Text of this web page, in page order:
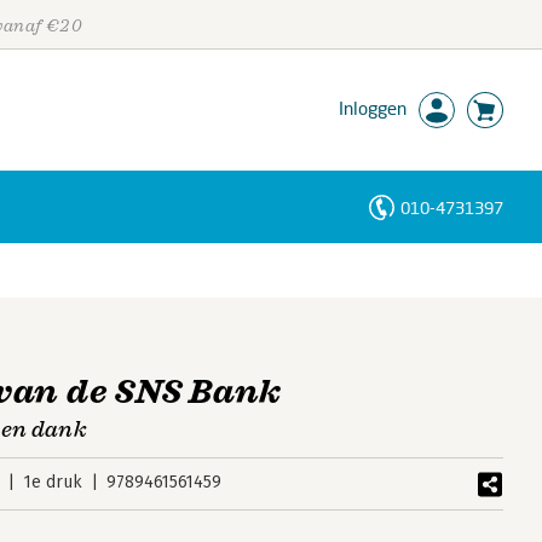
€20
Inloggen
010-4731397
de SNS Bank
dank
1e druk 9789461561459
Personen